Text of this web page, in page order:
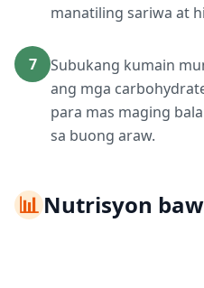
manatiling sariwa at
7
Subukang kumain
ang mga
para mas maging
sa buong araw.
📊Nutrisyon